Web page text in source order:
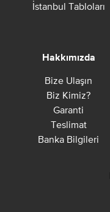
İstanbul Tabloları
Hakkımızda
Bize Ulaşın
Biz Kimiz?
Garanti
Teslimat
Banka Bilgileri